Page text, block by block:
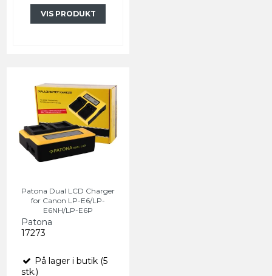
VIS PRODUKT
Patona Dual LCD Charger
for Canon LP-E6/LP-
E6NH/LP-E6P
Patona
17273
På lager i butik (5
stk.)